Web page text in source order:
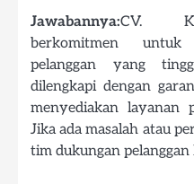
Jawabannya:CV.
berkomitmen untuk
pelanggan yang
dilengkapi dengan
menyediakan layanan
Jika ada masalah atau
tim dukungan